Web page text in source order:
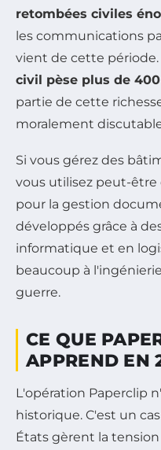
retombées civiles
les communications
vient de cette période.
civil pèse plus de
partie de cette
moralement
Si vous gérez des
vous utilisez peut-
pour la gestion
développés grâce à
informatique et en
beaucoup à
guerre.
CE QUE
APPREND EN
L'opération Paperclip
historique. C'est un
États gèrent la